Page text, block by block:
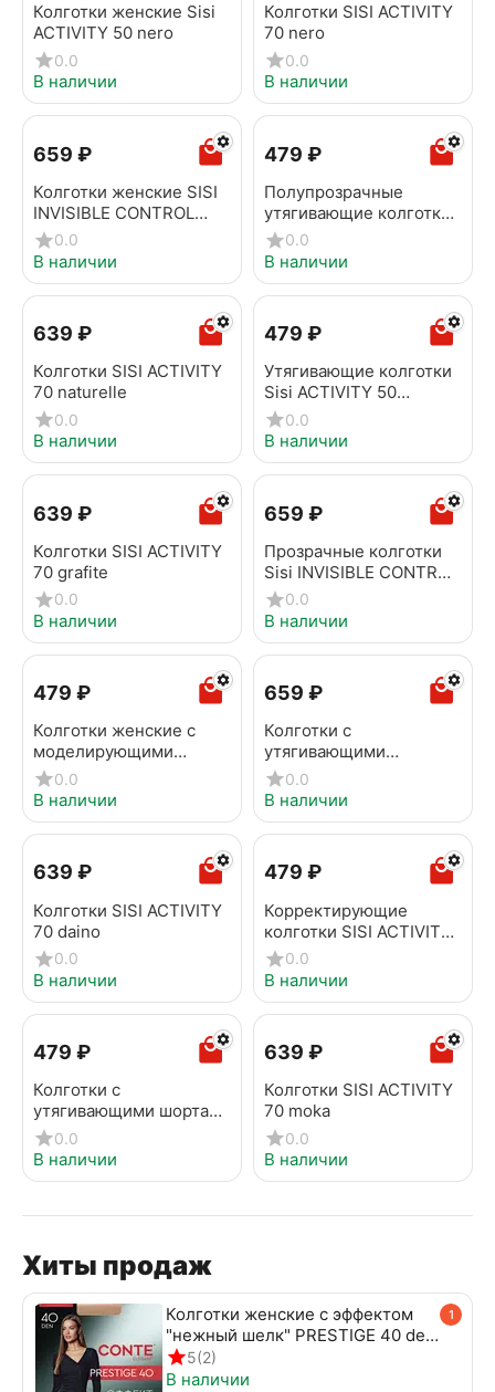
Колготки женские Sisi
ACTIVITY 50 nero
0.0
В наличии
Колготки SISI ACTIVITY
70 nero
0.0
В наличии
‍659‍ ₽
Колготки женские SISI
INVISIBLE CONTROL
TOP 30 nero
0.0
В наличии
‍479‍ ₽
Полупрозрачные
утягивающие колготки
Sisi ACTIVITY 50 daino
0.0
В наличии
‍639‍ ₽
Колготки SISI ACTIVITY
70 naturelle
0.0
В наличии
‍479‍ ₽
Утягивающие колготки
Sisi ACTIVITY 50
naturelle
0.0
В наличии
‍639‍ ₽
Колготки SISI ACTIVITY
70 grafite
0.0
В наличии
‍659‍ ₽
Прозрачные колготки
Sisi INVISIBLE CONTROL
TOP 30 miele
0.0
В наличии
‍479‍ ₽
Колготки женские с
моделирующими
шортами SISI ACTIVITY
50 grafite
0.0
В наличии
‍659‍ ₽
Колготки с
утягивающими
шортиками SISI
INVISIBLE CONTROL
0.0
В наличии
‍639‍ ₽
Колготки SISI ACTIVITY
70 daino
0.0
В наличии
‍479‍ ₽
Корректирующие
колготки SISI ACTIVITY
50 miele
0.0
В наличии
‍479‍ ₽
Колготки с
утягивающими шортами
SISI ACTIVITY 50 moka
0.0
В наличии
‍639‍ ₽
Колготки SISI ACTIVITY
70 moka
0.0
В наличии
Хиты продаж
1
Колготки женские с эффектом
"нежный шелк" PRESTIGE 40 den
beige
5(2)
В наличии